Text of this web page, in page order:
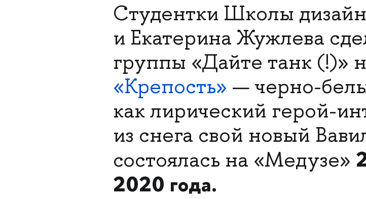
Студентки Школы
и Екатерина Жужлева
группы «Дайте танк (!)»
«Крепость» — черно-
как лирический герой-
из снега свой новый
состоялась на «Медузе»
2020 года.